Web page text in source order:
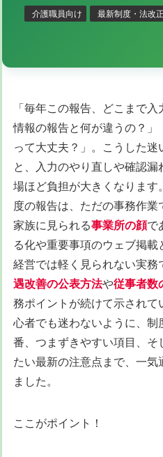
介護職員向け 最新制度・法改正
「毎年この報告、どこまで
情報の報告と何が違うの？
って大丈夫？」。こうした
と、入力のやり直しや確認
場ほど負担が大きくなりま
度の報告は、ただの事務作
家族に見られる事業所の顔で
る化や重要事項のウェブ掲
経営では軽く見られない実務
遇改善の公表方法や従事者数
務ポイントが続けて示され
心者でも迷わないように、
番、つまずきやすい項目、
たい最新の注意点まで、一
ました。
ここがポイント！